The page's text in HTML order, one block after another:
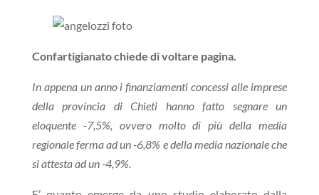
Confartigianato chiede di voltare pagina.
In appena un anno i finanziamenti concessi alle imprese
della provincia di Chieti hanno fatto segnare un
eloquente -7,5%, ovvero molto di più della media
regionale ferma ad un -6,8% e della media nazionale che
si attesta ad un -4,9%.